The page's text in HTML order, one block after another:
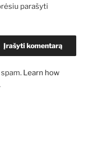
parašyti
Learn how